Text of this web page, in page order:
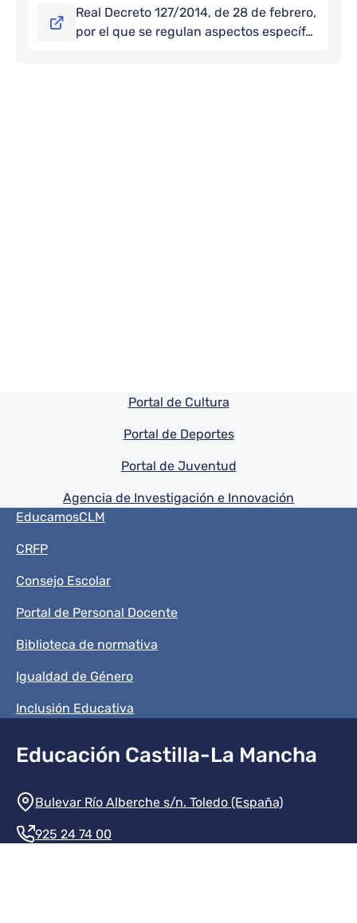
Real Decreto 127/2014, de 28 de febrero,
por el que se regulan aspectos específ…
Pie de pagina información
Portal de Cultura
Portal de Deportes
Portal de Juventud
Agencia de Investigación e Innovación
Menú del pie
EducamosCLM
CRFP
Consejo Escolar
Portal de Personal Docente
Biblioteca de normativa
Igualdad de Género
Inclusión Educativa
Educación Castilla-La Mancha
Información de la institución
Bulevar Río Alberche s/n. Toledo (España)
925 24 74 00